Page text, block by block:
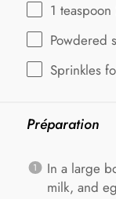
1 teaspoon
Powdered
Sprinkles
Préparation
In a large
milk, and